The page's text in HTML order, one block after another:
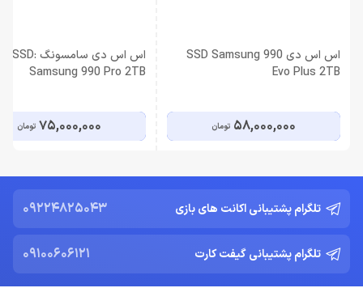
اس اس دی SSD Samsung 990
Evo Plus 2TB
58,000,000 تومان
اس اس دی سامسونگ SSD:
Samsung 990 Pro 2TB
75,000,000 تومان
تلگرام پشتیبانی اکانت های بازی 09224825043
تلگرام پشتیبانی گیفت کارت 09100606121